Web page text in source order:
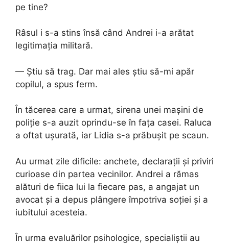
pe tine?
Râsul i s-a stins însă când Andrei i-a arătat
legitimația militară.
— Știu să trag. Dar mai ales știu să-mi apăr
copilul, a spus ferm.
În tăcerea care a urmat, sirena unei mașini de
poliție s-a auzit oprindu-se în fața casei. Raluca
a oftat ușurată, iar Lidia s-a prăbușit pe scaun.
Au urmat zile dificile: anchete, declarații și priviri
curioase din partea vecinilor. Andrei a rămas
alături de fiica lui la fiecare pas, a angajat un
avocat și a depus plângere împotriva soției și a
iubitului acesteia.
În urma evaluărilor psihologice, specialiștii au